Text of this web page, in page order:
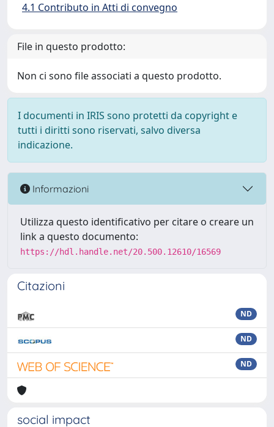
4.1 Contributo in Atti di convegno
File in questo prodotto:
Non ci sono file associati a questo prodotto.
I documenti in IRIS sono protetti da copyright e
tutti i diritti sono riservati, salvo diversa
indicazione.
Informazioni
Utilizza questo identificativo per citare o creare un
link a questo documento:
https://hdl.handle.net/20.500.12610/16569
Citazioni
ND
ND
ND
social impact